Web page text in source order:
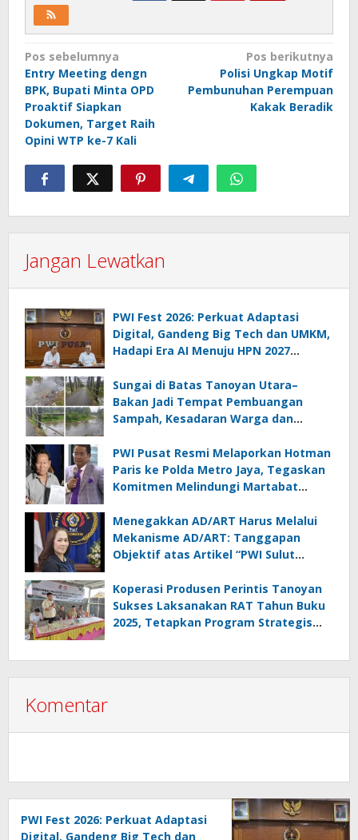
Navigasi
pos
Pos sebelumnya
Entry Meeting dengn
BPK, Bupati Minta OPD
Proaktif Siapkan
Dokumen, Target Raih
Opini WTP ke-7 Kali
Pos berikutnya
Polisi Ungkap Motif
Pembunuhan Perempuan
Kakak Beradik
Jangan Lewatkan
PWI Fest 2026: Perkuat Adaptasi
Digital, Gandeng Big Tech dan UMKM,
Hadapi Era AI Menuju HPN 2027
Sungai di Batas Tanoyan Utara–
Bakan Jadi Tempat Pembuangan
Sampah, Kesadaran Warga dan
PWI Pusat Resmi Melaporkan Hotman
Paris ke Polda Metro Jaya, Tegaskan
Komitmen Melindungi Martabat
Menegakkan AD/ART Harus Melalui
Mekanisme AD/ART: Tanggapan
Objektif atas Artikel “PWI Sulut
Melanggar Aturan”
Koperasi Produsen Perintis Tanoyan
Sukses Laksanakan RAT Tahun Buku
2025, Tetapkan Program Strategis
Komentar
PWI Fest 2026: Perkuat Adaptasi
Digital, Gandeng Big Tech dan